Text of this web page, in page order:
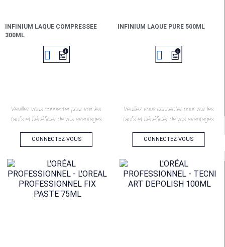
INFINIUM LAQUE COMPRESSEE
300ML

Veuillez vous connecter pour voir les
tarifs et bénéficier de vos avantages
CONNECTEZ-VOUS
INFINIUM LAQUE PURE 500ML

Veuillez vous connecter pour voir les
tarifs et bénéficier de vos avantages
CONNECTEZ-VOUS